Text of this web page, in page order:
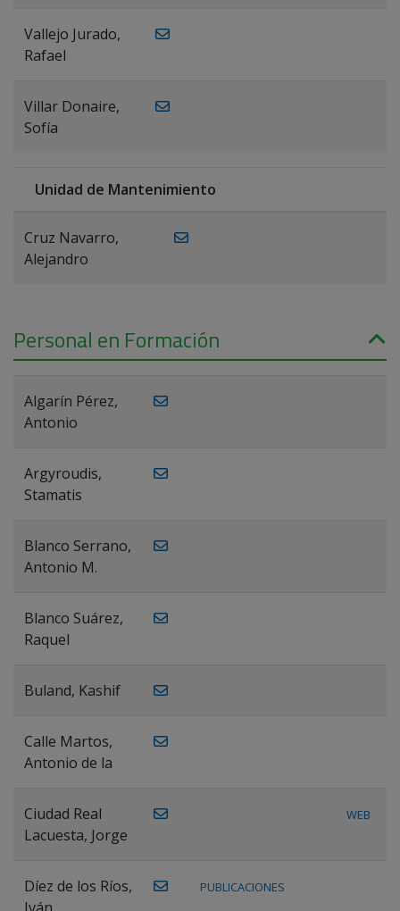
Vallejo Jurado,
Rafael
Villar Donaire,
Sofía
Unidad de Mantenimiento
Cruz Navarro,
Alejandro
Personal en Formación
Algarín Pérez,
Antonio
Argyroudis,
Stamatis
Blanco Serrano,
Antonio M.
Blanco Suárez,
Raquel
Buland, Kashif
Calle Martos,
Antonio de la
Ciudad Real
Lacuesta, Jorge
WEB
Díez de los Ríos,
PUBLICACIONES